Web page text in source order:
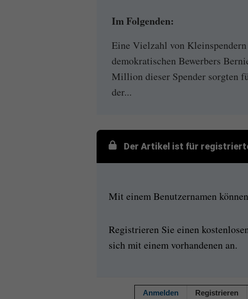
Im Folgenden:
Eine Vielzahl von
demokratischen Bewerbers
Million dieser Spender sorgten
der...
Der Artikel ist für
Mit einem Benutzernamen
Registrieren Sie einen
sich mit einem vorhandenen an.
Anmelden Registrieren